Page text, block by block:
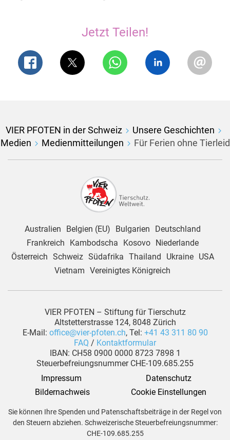
Jetzt Teilen!
VIER PFOTEN in der Schweiz
Unsere Geschichten
Medien
Medienmitteilungen Für Ferien ohne Tierleid
Australien Belgien (EU) Bulgarien
Deutschland
Frankreich
Kambodscha Kosovo
Niederlande
Österreich Schweiz Südafrika Thailand Ukraine
USA
Vietnam Vereinigtes Königreich
VIER PFOTEN – Stiftung für Tierschutz
Altstetterstrasse 124, 8048 Zürich
E-Mail: office@vier-pfoten.ch, Tel: +41 43 311 80 90
FAQ / Kontaktformular
IBAN: CH58 0900 0000 8723 7898 1
Steuerbefreiungsnummer CHE-109.685.255
Impressum
Datenschutz
Bildernachweis
Cookie Einstellungen
Sie können Ihre Spenden und Patenschaftsbeiträge in der Regel von
den Steuern abziehen. Schweizerische Steuerbefreiungsnummer:
CHE-109.685.255